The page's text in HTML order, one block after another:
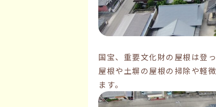
国宝、重要文化財の屋根は登
屋根や土塀の屋根の掃除や軽
ます。